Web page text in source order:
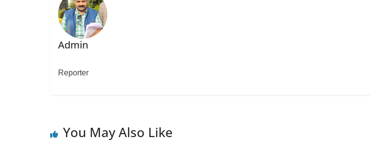
Admin
Reporter
You May Also Like